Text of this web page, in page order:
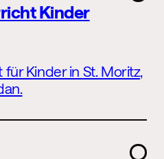
Kinder
Kinder in St. Moritz,